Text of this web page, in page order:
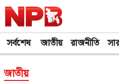
সর্বশেষ জাতীয় রাজনীতি
জাতীয়